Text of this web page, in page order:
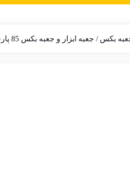
بکس / جعبه ابزار و جعبه بکس 85 پارچه باس مدل BS-123T160-85